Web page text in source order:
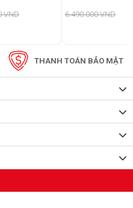
giảm mức công suất
kiệm điện
VND 6.490.000 VND
THANH TOÁN BẢO MẬT